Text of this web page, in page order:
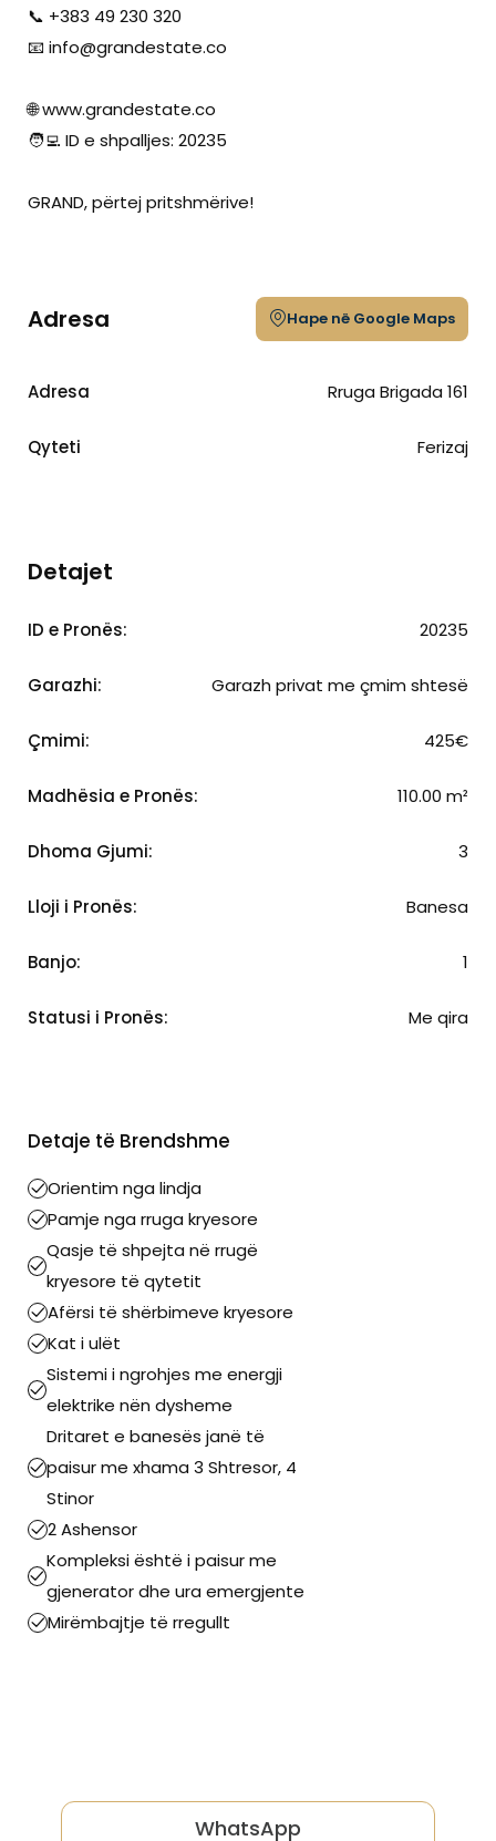
📞 +383 49 230 320
📧 info@grandestate.co
🌐 www.grandestate.co
🧑‍💻 ID e shpalljes: 20235
GRAND, përtej pritshmërive!
Adresa Hape në Google Maps
Adresa Rruga Brigada 161
Qyteti Ferizaj
Detajet
ID e Pronës: 20235
Garazhi: Garazh privat me çmim shtesë
Çmimi: 425€
Madhësia e Pronës: 110.00 m²
Dhoma Gjumi: 3
Lloji i Pronës: Banesa
Banjo: 1
Statusi i Pronës: Me qira
Detaje të Brendshme
Orientim nga lindja
Pamje nga rruga kryesore
Qasje të shpejta në rrugë
kryesore të qytetit
Afërsi të shërbimeve kryesore
Kat i ulët
Sistemi i ngrohjes me energji
elektrike nën dysheme
Dritaret e banesës janë të
paisur me xhama 3 Shtresor, 4
Stinor
2 Ashensor
Kompleksi është i paisur me
gjenerator dhe ura emergjente
Mirëmbajtje të rregullt
WhatsApp